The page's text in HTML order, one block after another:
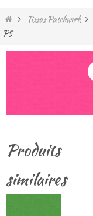
HomeTissus Patchwork
P5
Produits
similaires